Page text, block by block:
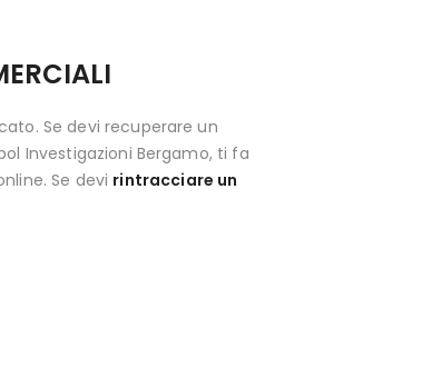
Se devi recuperare un
Investigazioni Bergamo, ti fa
Se devi rintracciare un